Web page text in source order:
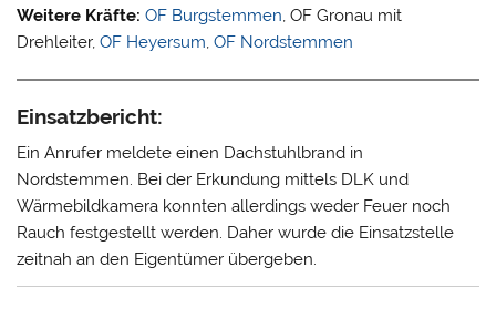
Weitere Kräfte: OF Burgstemmen , OF Gronau mit
Drehleiter,OF Heyersum ,OF Nordstemmen
Einsatzbericht:
Ein Anrufer meldete einen Dachstuhlbrand in
Nordstemmen. Bei der Erkundung mittels DLK und
Wärmebildkamera konnten allerdings weder Feuer noch
Rauch festgestellt werden. Daher wurde die Einsatzstelle
zeitnah an den Eigentümer übergeben.